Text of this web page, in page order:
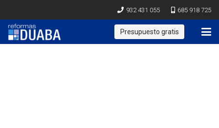
932 431 055 685 918 725
Presupuesto gratis